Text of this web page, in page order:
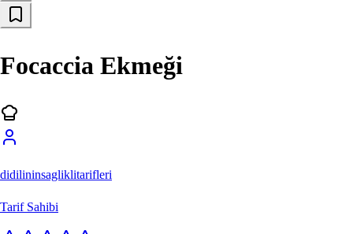
Focaccia Ekmeği
didilininsagliklitarifleri
Tarif Sahibi